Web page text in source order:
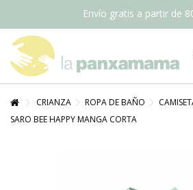
Envío gratis a partir de
CRIANZA ROPA DE BAÑO
SARO BEE HAPPY MANGA CORTA